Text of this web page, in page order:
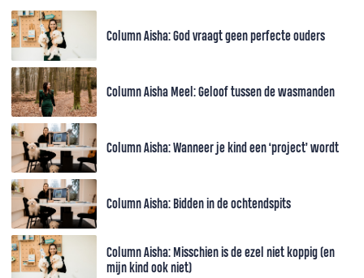
Column Aisha: God vraagt geen perfecte ouders
Column Aisha Meel: Geloof tussen de wasmanden
Column Aisha: Wanneer je kind een ‘project’ wordt
Column Aisha: Bidden in de ochtendspits
Column Aisha: Misschien is de ezel niet koppig (en
mijn kind ook niet)